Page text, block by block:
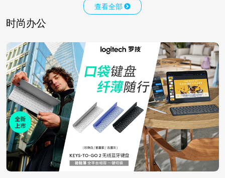
查看全部
时尚办公